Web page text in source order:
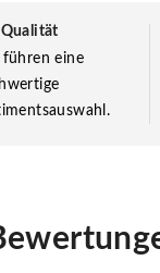
Qualität
eine